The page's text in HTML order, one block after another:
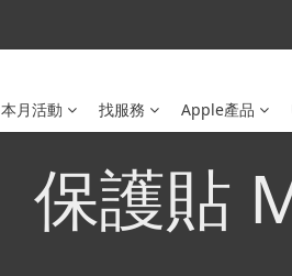
本月活動
找服務 Apple產品
保護貼